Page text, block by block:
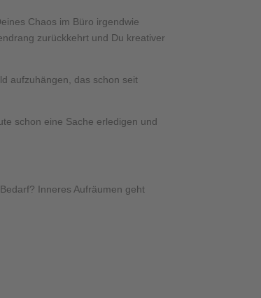
Chaos im Büro irgendwie
zurückkehrt und Du kreativer
aufzuhängen, das schon seit
schon eine Sache erledigen und
Inneres Aufräumen geht